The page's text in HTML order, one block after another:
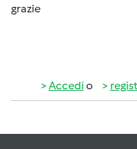
grazie
Accedi o